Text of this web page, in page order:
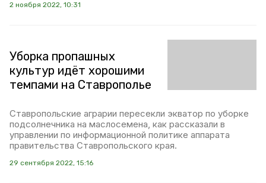
2 ноября 2022, 10:31
Уборка пропашных
культур идёт хорошими
темпами на Ставрополье
Ставропольские аграрии пересекли экватор по уборке
подсолнечника на маслосемена, как рассказали в
управлении по информационной политике аппарата
правительства Ставропольского края.
29 сентября 2022, 15:16